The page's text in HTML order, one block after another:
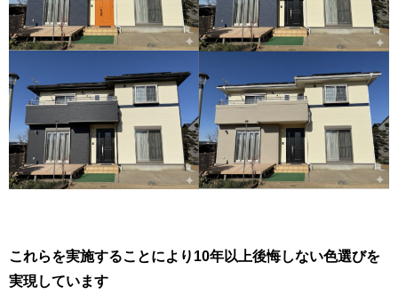
これらを実施することにより10年以上後悔しない色選びを
実現しています